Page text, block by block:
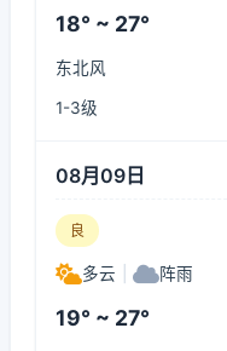
18° ~ 27°
东北风
1-3级
08月09日
良
多云 阵雨
19° ~ 27°